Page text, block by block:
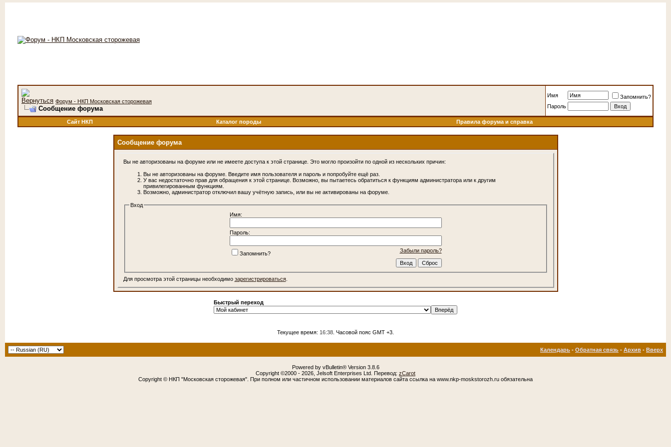
Форум - НКП Московская сторожевая
Сообщение форума
Имя
Запомнить?
Пароль
Сайт НКП Каталог породы Правила форума и справка
Сообщение форума
Вы не авторизованы на форуме или не имеете доступа к этой странице. Это могло произойти по одной из нескольких причин:
Вы не авторизованы на форуме. Введите имя пользователя и пароль и попробуйте ещё раз.
У вас недостаточно прав для обращения к этой странице. Возможно, вы пытаетесь обратиться к функциям администратора или к другим
привилегированным функциям.
Возможно, администратор отключил вашу учётную запись, или вы не активированы на форуме.
Вход
Имя:
Пароль:
Забыли пароль?
Запомнить?
Для просмотра этой страницы необходимо зарегистрироваться.
Быстрый переход
Текущее время: 16:38 . Часовой пояс GMT +3.
Календарь - Обратная связь - Архив - Вверх
Powered by vBulletin® Version 3.8.6
Copyright ©2000 - 2026, Jelsoft Enterprises Ltd. Перевод: zCarot
Copyright © НКП "Московская сторожевая". При полном или частичном использовании материалов сайта ссылка на www.nkp-moskstorozh.ru обязательна